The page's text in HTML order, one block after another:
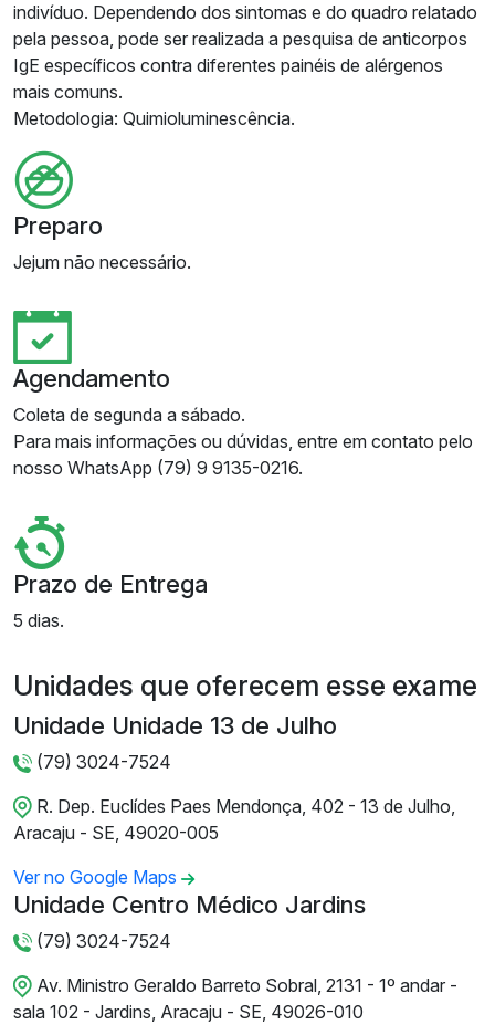
indivíduo. Dependendo dos sintomas e do quadro relatado
pela pessoa, pode ser realizada a pesquisa de anticorpos
IgE específicos contra diferentes painéis de alérgenos
mais comuns.
Metodologia: Quimioluminescência.
Preparo
Jejum não necessário.
Agendamento
Coleta de segunda a sábado.
Para mais informações ou dúvidas, entre em contato pelo
nosso WhatsApp (79) 9 9135-0216.
Prazo de Entrega
5 dias.
Unidades que oferecem esse exame
Unidade Unidade 13 de Julho
(79) 3024-7524
R. Dep. Euclídes Paes Mendonça, 402 - 13 de Julho,
Aracaju - SE, 49020-005
Ver no Google Maps
Unidade Centro Médico Jardins
(79) 3024-7524
Av. Ministro Geraldo Barreto Sobral, 2131 - 1º andar -
sala 102 - Jardins, Aracaju - SE, 49026-010